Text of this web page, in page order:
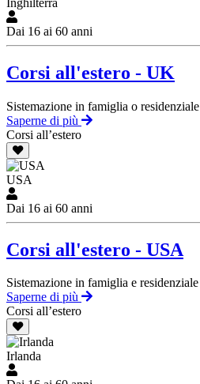
Dai 16 ai 60 anni
Corsi all'estero - UK
Sistemazione in famiglia o residenziale
Saperne di più
Corsi all’estero
USA
Dai 16 ai 60 anni
Corsi all'estero - USA
Sistemazione in famiglia e residenziale
Saperne di più
Corsi all’estero
Irlanda